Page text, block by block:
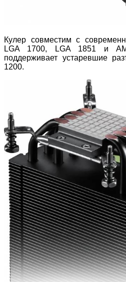
Кулер совместим с
LGA 1700, LGA 1851 и
поддерживает устаревшие
1200.